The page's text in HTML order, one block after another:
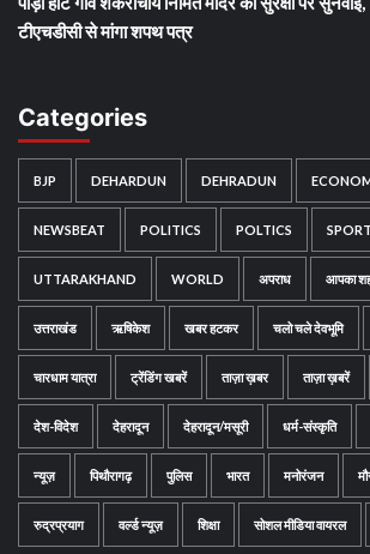
टीएचडीसी से मांगा शपथ पत्र
Categories
BJP DEHARDUN DEHRADUN
NEWSBEAT POLITICS POLTICS
UTTARAKHAND WORLD अपराध आपका
उत्तराखंड ऋषिकेश खबर हटकर चलो चले देवभूमि
चारधाम यात्रा ट्रेंडिंग खबरें ताज़ा ख़बर ताज़ा ख़बरें
देश-विदेश देहरादून देहरादून/मसूरी धर्म-संस्कृति
न्यूज़ पिथौरागढ़ पुलिस भारत मनोरंजन
रुद्रप्रयाग वर्ल्ड न्यूज़ शिक्षा सोशल मीडिया वायरल